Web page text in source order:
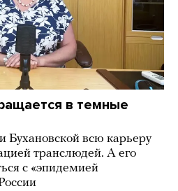
в темные
Бухановской всю карьеру
транслюдей. А его
с «эпидемией